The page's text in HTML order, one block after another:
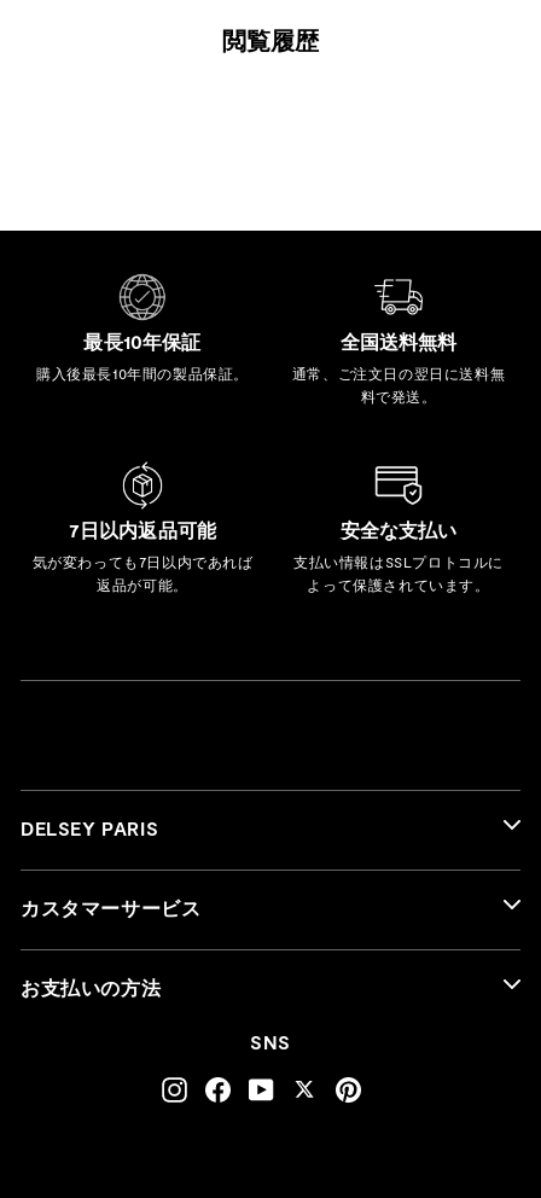
閲覧履歴
最長10年保証
購入後最長10年間の製品保証。
全国送料無料
通常、ご注文日の翌日に送料無
料で発送。
7日以内返品可能
気が変わっても7日以内であれば
返品が可能。
安全な支払い
支払い情報はSSLプロトコルに
よって保護されています。
DELSEY PARIS
カスタマーサービス
お支払いの方法
SNS
InstagramFacebookYouTubeTwitter